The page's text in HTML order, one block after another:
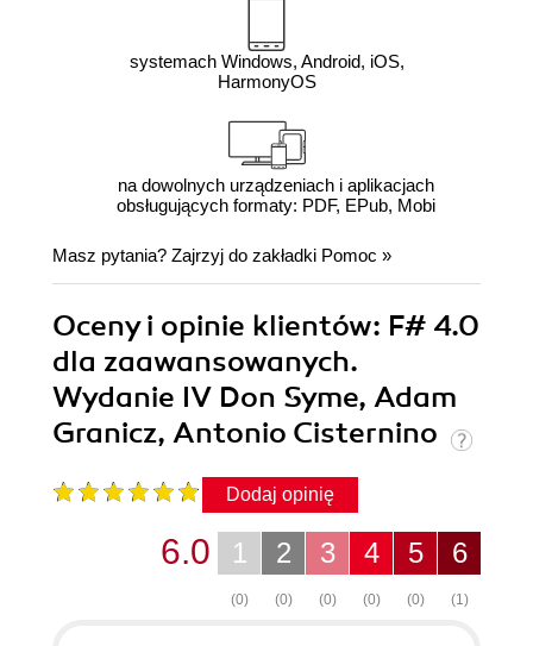
systemach Windows, Android, iOS,
HarmonyOS
na dowolnych urządzeniach i aplikacjach
obsługujących formaty: PDF, EPub, Mobi
Masz pytania? Zajrzyj do zakładki Pomoc »
Oceny i opinie klientów: F# 4.0
dla zaawansowanych.
Wydanie IV Don Syme, Adam
Granicz, Antonio Cisternino
Dodaj opinię
6
(1)
5
(0)
4
(0)
3
(0)
2
(0)
1
(0)
6.0